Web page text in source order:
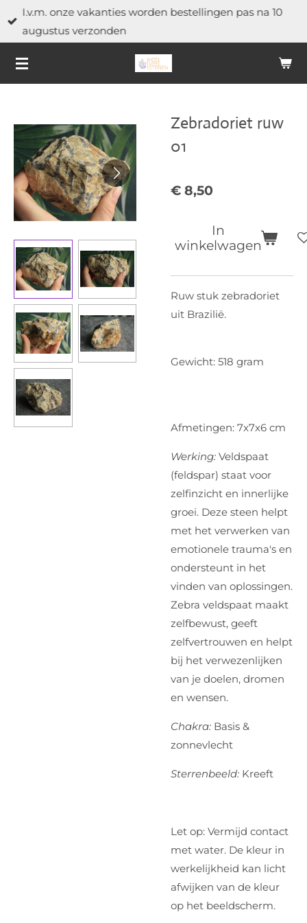
Ga
direct
de
I.v.m. onze vakanties worden bestellingen pas na 10
augustus verzonden
Zebradoriet ruw
01
€ 8,50
In
winkelwagen
Ruw stuk zebradoriet
uit Brazilië.
Gewicht: 518 gram
Afmetingen: 7x7x6 cm
Werking: Veldspaat
(feldspar) staat voor
zelfinzicht en innerlijke
groei. Deze steen helpt
met het verwerken van
emotionele trauma's en
ondersteunt in het
vinden van oplossingen.
Zebra veldspaat maakt
zelfbewust, geeft
zelfvertrouwen en helpt
bij het verwezenlijken
van je doelen, dromen
en wensen.
Chakra: Basis &
zonnevlecht
Sterrenbeeld: Kreeft
Let op: Vermijd contact
met water. De kleur in
werkelijkheid kan licht
afwijken van de kleur
op het beeldscherm.